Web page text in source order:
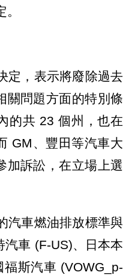
定，表示將廢除過去
關問題方面的特別條
的共 23 個州，也在
GM、豐田等汽車大
加訴訟，在立場上選
汽車燃油排放標準與
汽車 (F-US)、日本本
斯汽車 (VOWG_p-